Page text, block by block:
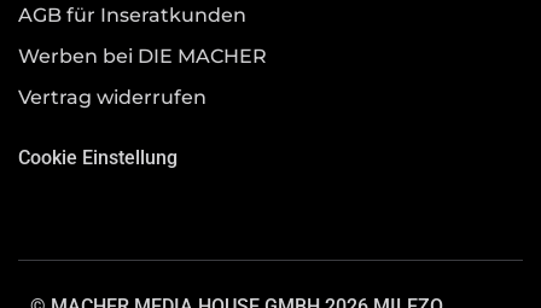
AGB für Inseratkunden
Werben bei DIE MACHER
Vertrag widerrufen
Cookie Einstellung